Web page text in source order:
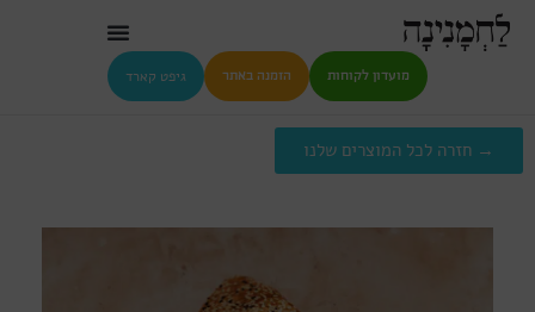
מועדון לקוחות הזמנה באתר גיפט קארד
→ חזרה לכל המוצרים שלנו